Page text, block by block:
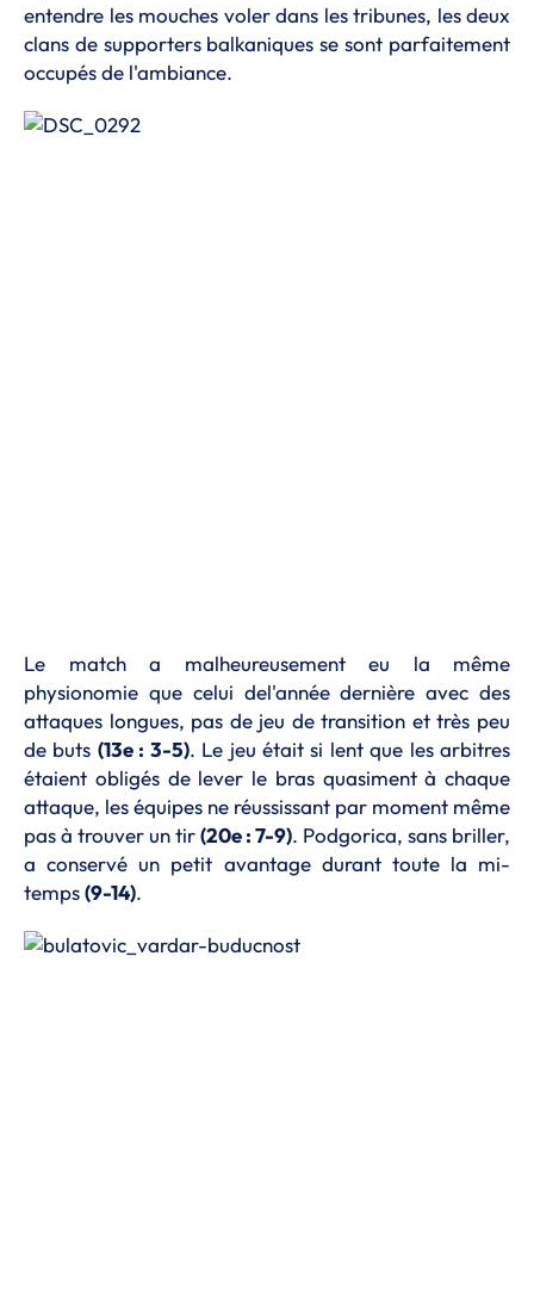
entendre les mouches voler dans les tribunes, les deux
clans de supporters balkaniques se sont parfaitement
occupés de l'ambiance.
Le match a malheureusement eu la même
physionomie que celui del'année dernière avec des
attaques longues, pas de jeu de transition et très peu
de buts (13e : 3-5). Le jeu était si lent que les arbitres
étaient obligés de lever le bras quasiment à chaque
attaque, les équipes ne réussissant par moment même
pas à trouver un tir(20e : 7-9). Podgorica, sans briller,
a conservé un petit avantage durant toute la mi-
temps(9-14).